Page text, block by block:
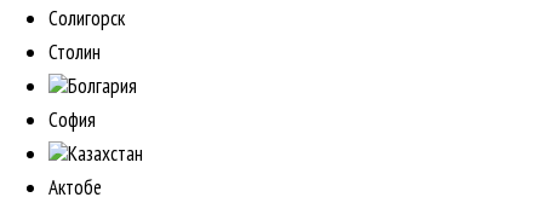
Солигорск
Столин
Болгария
София
Казахстан
Актобе